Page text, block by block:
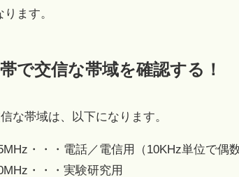
ます。
で交信な帯域を確認する！
な帯域は、以下になります。
・・・電話／電信用（10KHz単位で偶
・・・実験研究用